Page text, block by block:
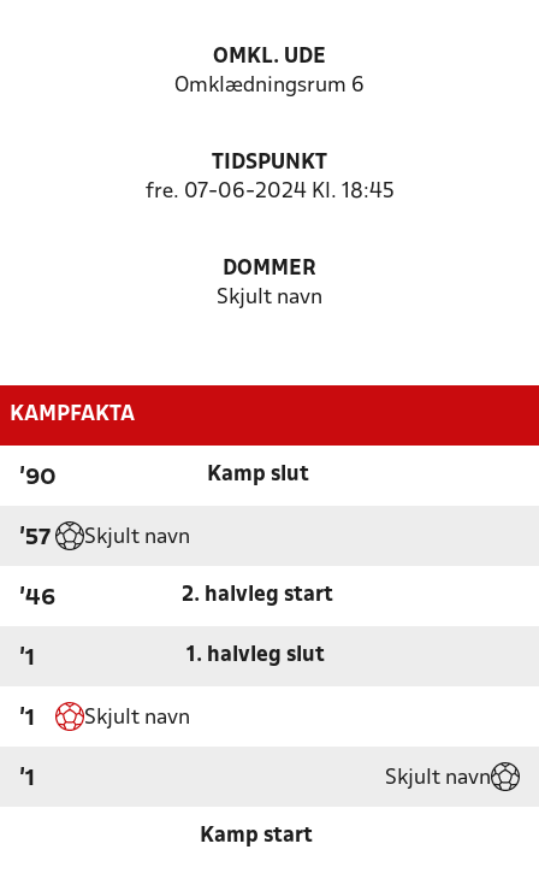
OMKL. UDE
Omklædningsrum 6
TIDSPUNKT
fre. 07-06-2024 Kl. 18:45
DOMMER
Skjult navn
KAMPFAKTA
'90 Kamp slut
'57 Skjult navn
'46 2. halvleg start
'1 1. halvleg slut
'1 Skjult navn
'1 Skjult navn
Kamp start